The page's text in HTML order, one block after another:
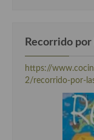
Recorrido
https://
2/recorrido-por-